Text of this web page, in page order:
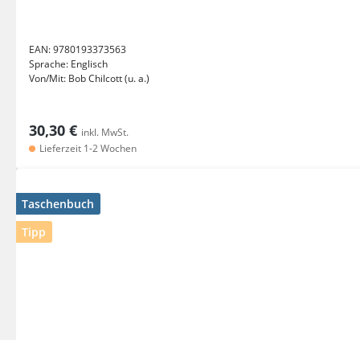
EAN:9780193373563
Sprache: Englisch
Von/Mit: Bob Chilcott (u. a.)
30,30 € inkl. MwSt.
Lieferzeit 1-2 Wochen
Taschenbuch
Tipp